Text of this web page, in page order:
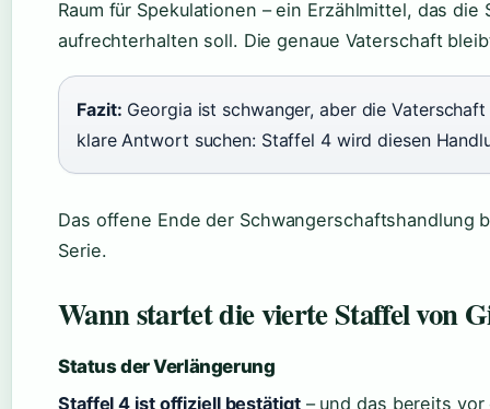
Raum für Spekulationen – ein Erzählmittel, das
aufrechterhalten soll. Die genaue Vaterschaft
Fazit: Georgia ist schwanger, aber die
klare Antwort suchen: Staffel 4 wird diesen
Das offene Ende der Schwangerschaftshandlung
Serie.
Wann startet die vierte Staffel von
Status der Verlängerung
Staffel 4 ist offiziell bestätigt– und das bereits